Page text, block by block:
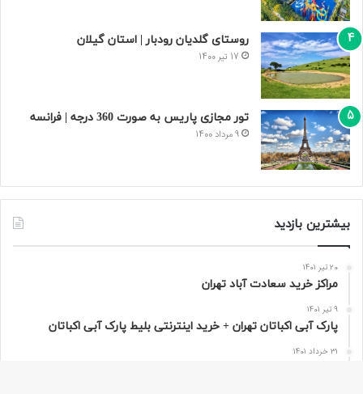
روستای گلدیان رودبار | استان گیلان
17 تیر 1400
تور مجازی پاریس به صورت 360 درجه | فرانسه
9 مرداد 1400
بیشترین بازدید
20 تیر 1401
مراکز خرید سعادت‌ آباد تهران
9 تیر 1401
پارک آبی اکباتان تهران + خرید اینترنتی بلیط پارک آبی اکباتان
31 خرداد 1401